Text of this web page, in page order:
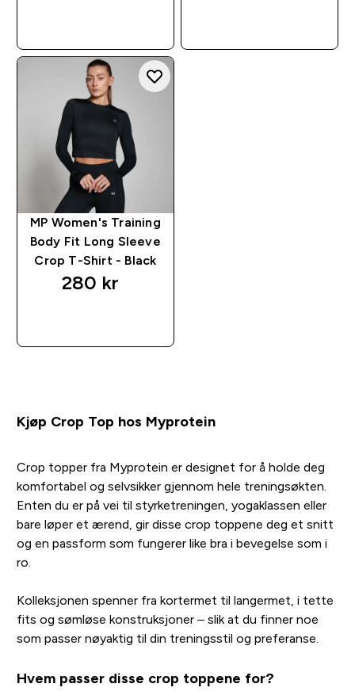
MP Women's Training
Body Fit Long Sleeve
Crop T-Shirt - Black
280 kr‎
Kjøp Crop Top hos Myprotein
Crop topper fra Myprotein er designet for å holde deg
komfortabel og selvsikker gjennom hele treningsøkten.
Enten du er på vei til styrketreningen, yogaklassen eller
bare løper et ærend, gir disse crop toppene deg et snitt
og en passform som fungerer like bra i bevegelse som i
ro.
Kolleksjonen spenner fra kortermet til langermet, i tette
fits og sømløse konstruksjoner – slik at du finner noe
som passer nøyaktig til din treningsstil og preferanse.
Hvem passer disse crop toppene for?